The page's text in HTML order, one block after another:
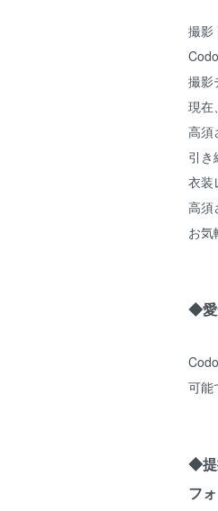
撮影
撮影
現在
高須
引き
衣装
高須
お気
◆愛
可能
◆提
フ